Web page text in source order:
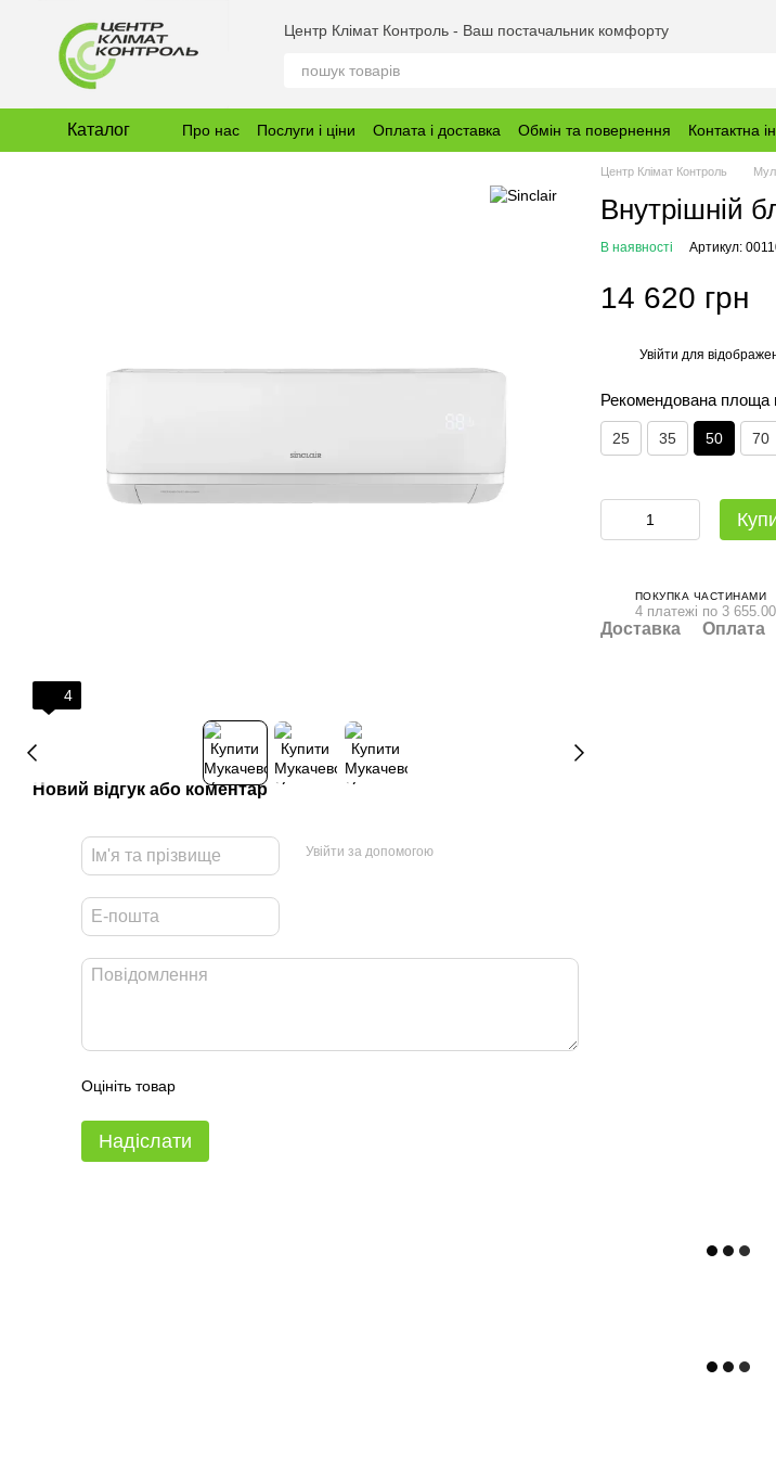
Центр Клімат Контроль - Ваш постачальник комфорту
Каталог Про нас Послуги і ціни Оплата і доставка Обмін та повернення Контактна
4
Новий відгук або коментар
Увійти за допомогою
Оцініть товар
Надіслати
Центр Клімат Контроль
Внутрішній
В наявності Артикул:
14 620 грн
Увійти для
Рекомендована площа
25 35 50 70
ПОКУПКА ЧАСТИНАМИ
4 платежі по 3
Доставка Оплата